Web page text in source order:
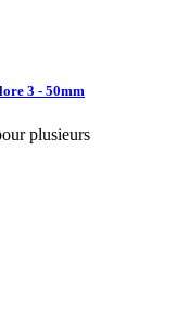
3 - 50mm
plusieurs